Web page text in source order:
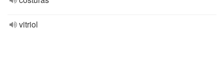
vitriol